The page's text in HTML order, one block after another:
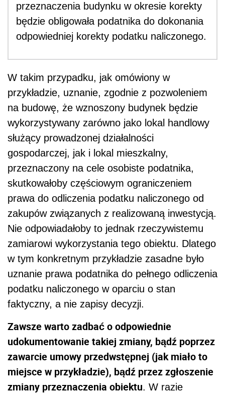
przeznaczenia budynku w okresie korekty
będzie obligowała podatnika do dokonania
odpowiedniej korekty podatku naliczonego.
W takim przypadku, jak omówiony w
przykładzie, uznanie, zgodnie z pozwoleniem
na budowę, że wznoszony budynek będzie
wykorzystywany zarówno jako lokal handlowy
służący prowadzonej działalności
gospodarczej, jak i lokal mieszkalny,
przeznaczony na cele osobiste podatnika,
skutkowałoby częściowym ograniczeniem
prawa do odliczenia podatku naliczonego od
zakupów związanych z realizowaną inwestycją.
Nie odpowiadałoby to jednak rzeczywistemu
zamiarowi wykorzystania tego obiektu. Dlatego
w tym konkretnym przykładzie zasadne było
uznanie prawa podatnika do pełnego odliczenia
podatku naliczonego w oparciu o stan
faktyczny, a nie zapisy decyzji.
Zawsze warto zadbać o odpowiednie
udokumentowanie takiej zmiany, bądź poprzez
zawarcie umowy przedwstępnej (jak miało to
miejsce w przykładzie), bądź przez zgłoszenie
zmiany przeznaczenia obiektu. W razie